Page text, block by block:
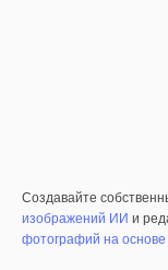
Создавайте
изображений ИИ и
фотографий на